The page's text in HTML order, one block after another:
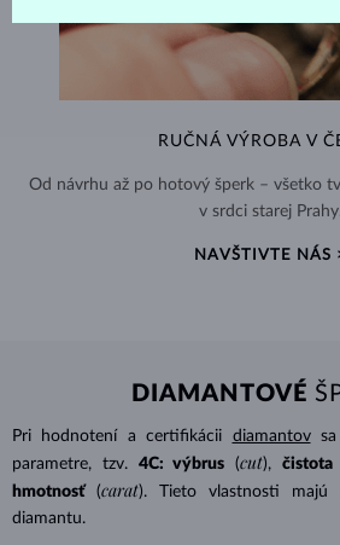
RUČNÁ VÝROBA V
Od návrhu až po hotový šperk – všetko
v srdci starej
NAVŠTIVTE NÁS
DIAMANTOVÉ
Pri hodnotení a certifikácii diamantovsa
parametre, tzv.
4C: výbrus (cut), čistota
hmotnosť
(carat). Tieto vlastnosti majú
diamantu.